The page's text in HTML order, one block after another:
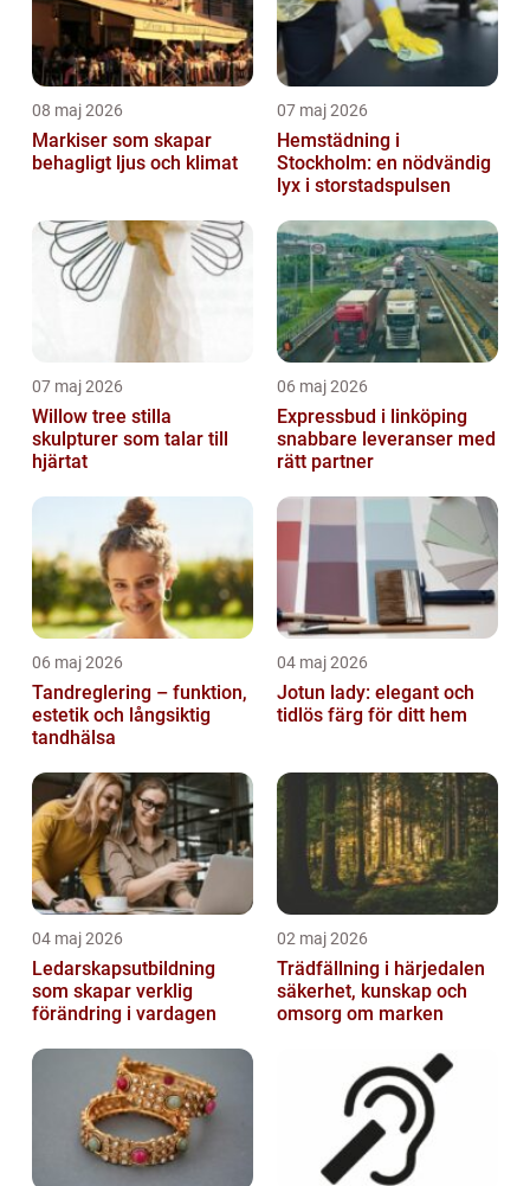
08 maj 2026
Markiser som skapar
behagligt ljus och klimat
07 maj 2026
Hemstädning i
Stockholm: en nödvändig
lyx i storstadspulsen
07 maj 2026
Willow tree stilla
skulpturer som talar till
hjärtat
06 maj 2026
Expressbud i linköping
snabbare leveranser med
rätt partner
06 maj 2026
Tandreglering – funktion,
estetik och långsiktig
tandhälsa
04 maj 2026
Jotun lady: elegant och
tidlös färg för ditt hem
04 maj 2026
Ledarskapsutbildning
som skapar verklig
förändring i vardagen
02 maj 2026
Trädfällning i härjedalen
säkerhet, kunskap och
omsorg om marken